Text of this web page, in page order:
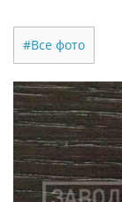
#Все фото